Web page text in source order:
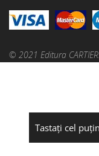
© 2021 Editura CARTIER.